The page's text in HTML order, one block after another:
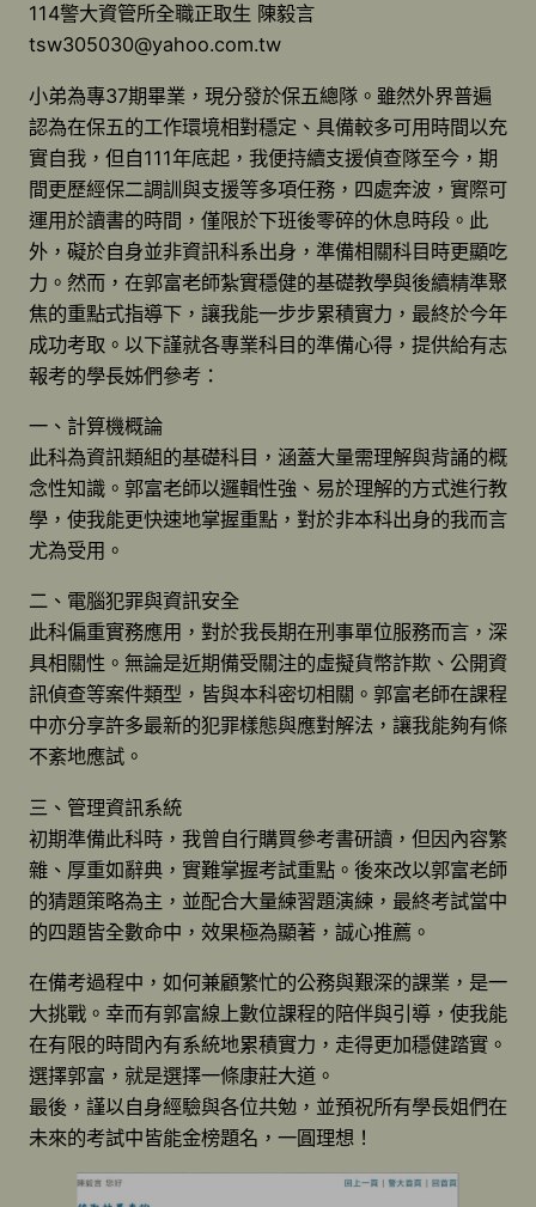
114警大資管所全職正取生 陳毅言
tsw305030@yahoo.com.tw
小弟為專37期畢業，現分發於保五總隊。雖然外界普遍
認為在保五的工作環境相對穩定、具備較多可用時間以充
實自我，但自111年底起，我便持續支援偵查隊至今，期
間更歷經保二調訓與支援等多項任務，四處奔波，實際可
運用於讀書的時間，僅限於下班後零碎的休息時段。此
外，礙於自身並非資訊科系出身，準備相關科目時更顯吃
力。然而，在郭富老師紮實穩健的基礎教學與後續精準聚
焦的重點式指導下，讓我能一步步累積實力，最終於今年
成功考取。以下謹就各專業科目的準備心得，提供給有志
報考的學長姊們參考：
一、計算機概論
此科為資訊類組的基礎科目，涵蓋大量需理解與背誦的概
念性知識。郭富老師以邏輯性強、易於理解的方式進行教
學，使我能更快速地掌握重點，對於非本科出身的我而言
尤為受用。
二、電腦犯罪與資訊安全
此科偏重實務應用，對於我長期在刑事單位服務而言，深
具相關性。無論是近期備受關注的虛擬貨幣詐欺、公開資
訊偵查等案件類型，皆與本科密切相關。郭富老師在課程
中亦分享許多最新的犯罪樣態與應對解法，讓我能夠有條
不紊地應試。
三、管理資訊系統
初期準備此科時，我曾自行購買參考書研讀，但因內容繁
雜、厚重如辭典，實難掌握考試重點。後來改以郭富老師
的猜題策略為主，並配合大量練習題演練，最終考試當中
的四題皆全數命中，效果極為顯著，誠心推薦。
在備考過程中，如何兼顧繁忙的公務與艱深的課業，是一
大挑戰。幸而有郭富線上數位課程的陪伴與引導，使我能
在有限的時間內有系統地累積實力，走得更加穩健踏實。
選擇郭富，就是選擇一條康莊大道。
最後，謹以自身經驗與各位共勉，並預祝所有學長姐們在
未來的考試中皆能金榜題名，一圓理想！